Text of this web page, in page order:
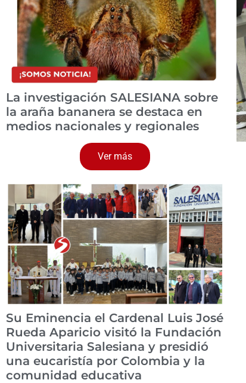
La investigación SALESIANA sobre
la araña bananera se destaca en
medios nacionales y regionales
Ver más
Su Eminencia el Cardenal Luis José
Rueda Aparicio visitó la Fundación
Universitaria Salesiana y presidió
una eucaristía por Colombia y la
comunidad educativa